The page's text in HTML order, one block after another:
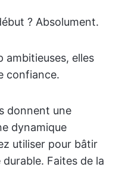
? Absolument.
ambitieuses, elles
confiance.
donnent une
dynamique
utiliser pour bâtir
Faites de la